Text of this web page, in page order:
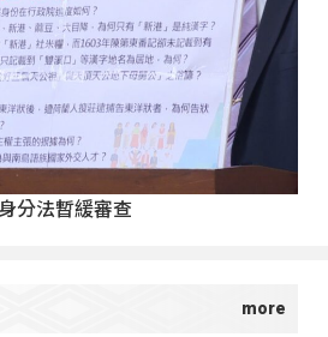
分法暫緩審查